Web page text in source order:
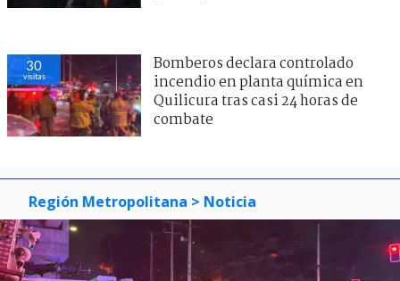
30
visitas
Bomberos declara controlado
incendio en planta química en
Quilicura tras casi 24 horas de
combate
Región Metropolitana > Noticia